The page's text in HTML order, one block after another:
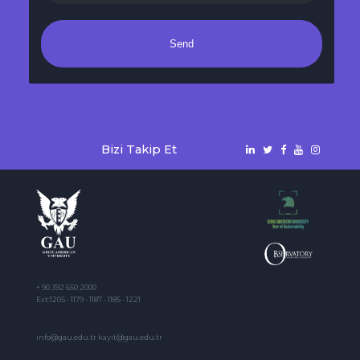
Send
Bizi Takip Et
+ 90 392 650 2000
Ext:1205 - 1179 - 1187 - 1185 - 1221
info@gau.edu.tr kayit@gau.edu.tr